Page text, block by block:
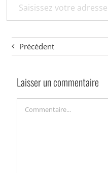
Précédent
Laisser un commentaire
Commentaire